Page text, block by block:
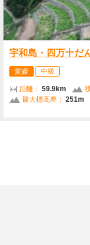
宇和島・四万十だ
愛媛 中級
距離： 59.9km
最大標高差： 251m